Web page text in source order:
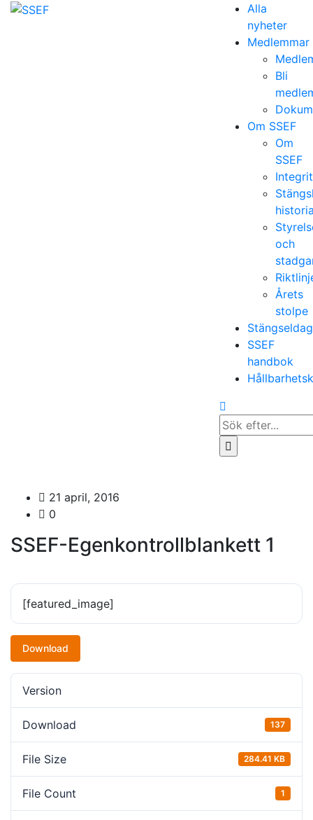
Alla
nyheter
Medlemmar
Bli
Om SSEF
Om
SSEF
och
Årets
stolpe
SSEF
handbok
Search
for...
21 april, 2016
0
SSEF-Egenkontrollblankett 1
[featured_image]
Download
Version
Download 137
File Size 284.41 KB
File Count 1